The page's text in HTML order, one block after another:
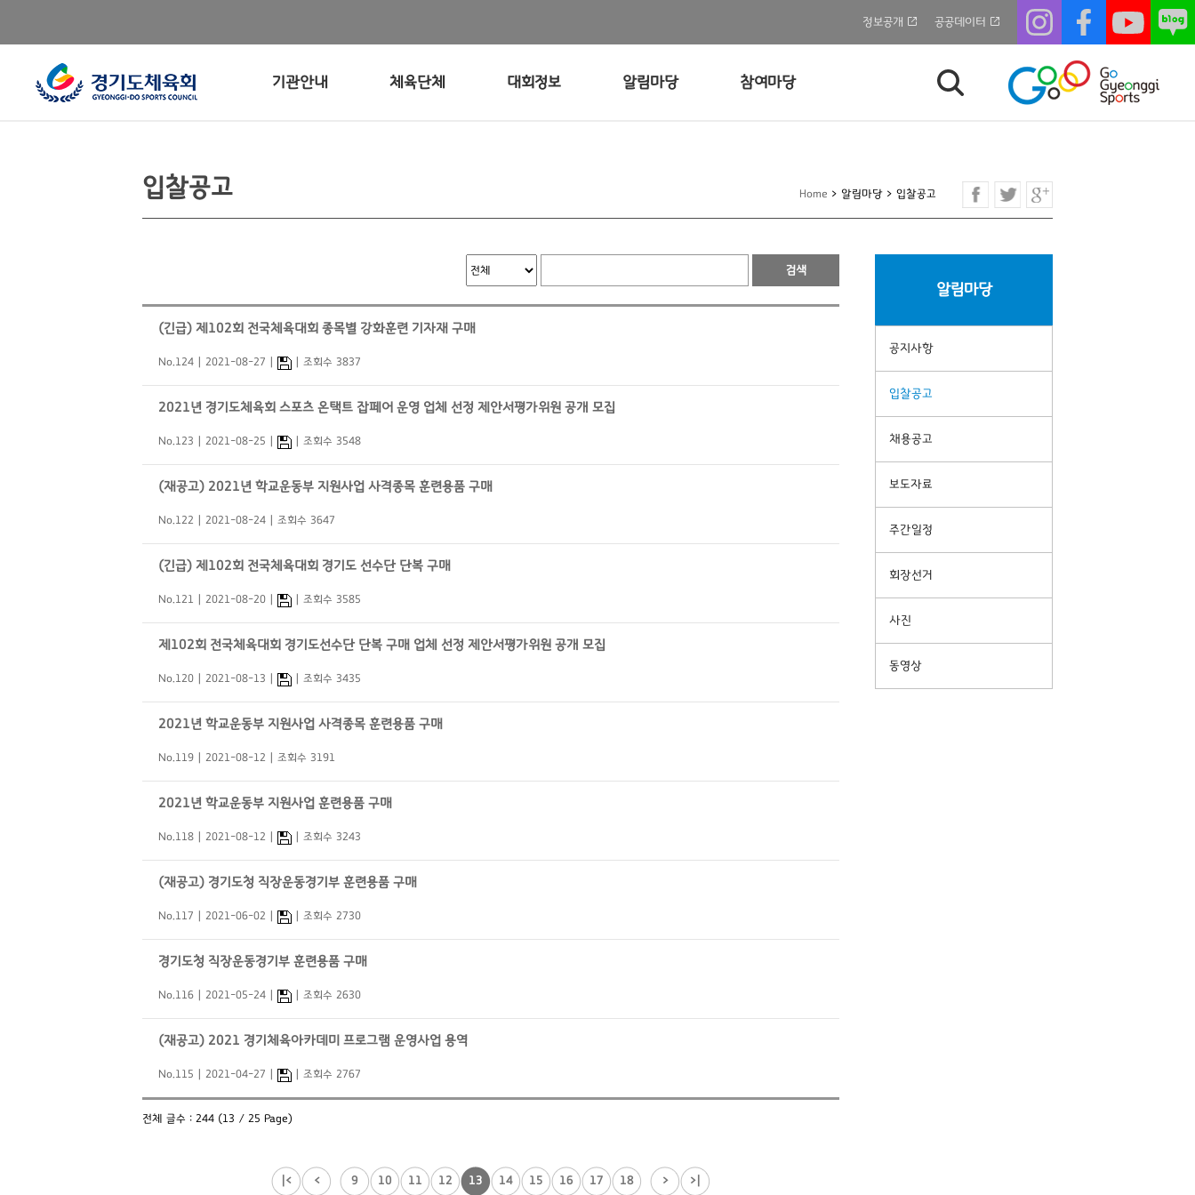
정보공개 공공데이터
기관안내 체육단체 대회정보 알림마당 참여마당
Home > 알림마당 > 입찰공고
입찰공고
알림마당
공지사항
입찰공고
채용공고
보도자료
주간일정
회장선거
사진
동영상
(긴급) 제102회 전국체육대회 종목별 강화훈련 기자재 구매
No.124 2021-08-27 조회수 3837
2021년 경기도체육회 스포츠 온택트 잡페어 운영 업체 선정 제안서평가위원 공개 모집
No.123 2021-08-25 조회수 3548
(재공고) 2021년 학교운동부 지원사업 사격종목 훈련용품 구매
No.122 2021-08-24 조회수 3647
(긴급) 제102회 전국체육대회 경기도 선수단 단복 구매
No.121 2021-08-20 조회수 3585
제102회 전국체육대회 경기도선수단 단복 구매 업체 선정 제안서평가위원 공개 모집
No.120 2021-08-13 조회수 3435
2021년 학교운동부 지원사업 사격종목 훈련용품 구매
No.119 2021-08-12 조회수 3191
2021년 학교운동부 지원사업 훈련용품 구매
No.118 2021-08-12 조회수 3243
(재공고) 경기도청 직장운동경기부 훈련용품 구매
No.117 2021-06-02 조회수 2730
경기도청 직장운동경기부 훈련용품 구매
No.116 2021-05-24 조회수 2630
(재공고) 2021 경기체육아카데미 프로그램 운영사업 용역
No.115 2021-04-27 조회수 2767
전체 글수 : 244 (13 / 25 Page)
|< < 9 10 11 12 13 14 15 16 17 18 > >|